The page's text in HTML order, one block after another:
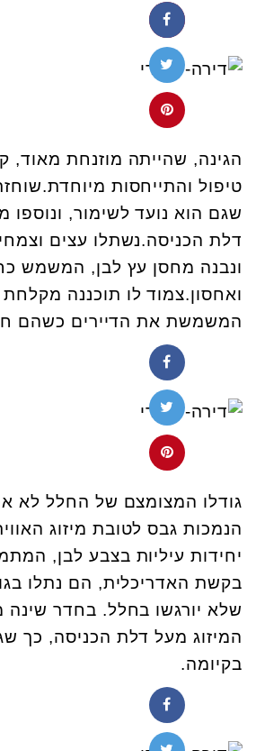
הגינה, שהייתה מוזנחת מאוד,
טיפול והתייחסות
שגם הוא נועד לשימור, ונוספו
דלת הכניסה.נשתלו עצים
ונבנה מחסן עץ לבן, המשמש
ואחסון.צמוד לו תוכננה מקלחת
המשמשת את הדיירים כשהם
גודלו המצומצם של החלל לא
הנמכות גבס לטובת מיזוג
יחידות עיליות בצבע לבן,
בקשת האדריכלית, הם נתלו
שלא יורגשו בחלל. בחדר שינה
המיזוג מעל דלת הכניסה, כך
בקיומה.